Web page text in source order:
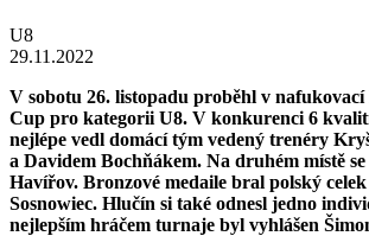
U8
29.11.2022
V sobotu 26. listopadu proběhl v
Cup pro kategorii U8. V konkurenci 6
nejlépe vedl domácí tým vedený trenéry
a Davidem Bochňákem. Na druhém místě
Havířov. Bronzové medaile bral polský
Sosnowiec. Hlučín si také odnesl jedno
nejlepším hráčem turnaje byl vyhlášen